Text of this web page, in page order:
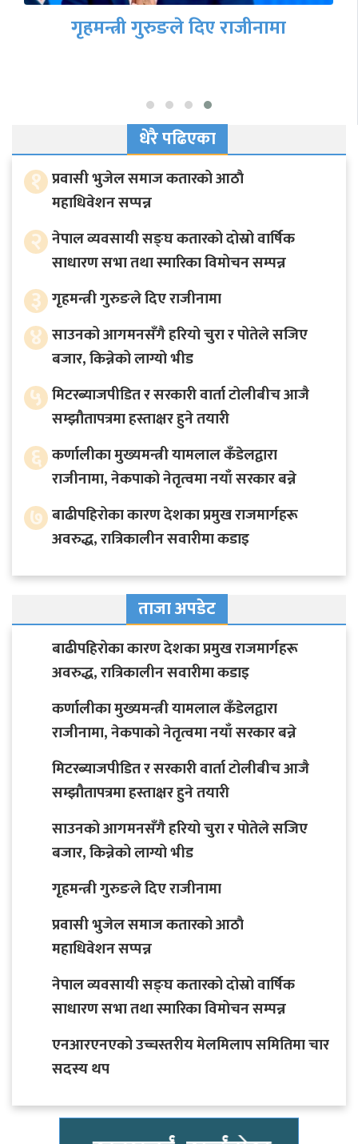
गृहमन्त्री गुरुङले दिए राजीनामा
धेरै पढिएका
१ प्रवासी भुजेल समाज कतारको आठाै
महाधिवेशन सप्पन्न
२ नेपाल व्यवसायी सङ्घ कतारको दोस्रो वार्षिक
साधारण सभा तथा स्मारिका विमोचन सम्पन्न
३ गृहमन्त्री गुरुङले दिए राजीनामा
४ साउनको आगमनसँगै हरियो चुरा र पोतेले सजिए
बजार, किन्नेको लाग्यो भीड
५ मिटरब्याजपीडित र सरकारी वार्ता टोलीबीच आजै
सम्झौतापत्रमा हस्ताक्षर हुने तयारी
६ कर्णालीका मुख्यमन्त्री यामलाल कँडेलद्वारा
राजीनामा, नेकपाको नेतृत्वमा नयाँ सरकार बन्ने
७ बाढीपहिरोका कारण देशका प्रमुख राजमार्गहरू
अवरुद्ध, रात्रिकालीन सवारीमा कडाइ
ताजा अपडेट
बाढीपहिरोका कारण देशका प्रमुख राजमार्गहरू
अवरुद्ध, रात्रिकालीन सवारीमा कडाइ
कर्णालीका मुख्यमन्त्री यामलाल कँडेलद्वारा
राजीनामा, नेकपाको नेतृत्वमा नयाँ सरकार बन्ने
मिटरब्याजपीडित र सरकारी वार्ता टोलीबीच आजै
सम्झौतापत्रमा हस्ताक्षर हुने तयारी
साउनको आगमनसँगै हरियो चुरा र पोतेले सजिए
बजार, किन्नेको लाग्यो भीड
गृहमन्त्री गुरुङले दिए राजीनामा
प्रवासी भुजेल समाज कतारको आठाै
महाधिवेशन सप्पन्न
नेपाल व्यवसायी सङ्घ कतारको दोस्रो वार्षिक
साधारण सभा तथा स्मारिका विमोचन सम्पन्न
एनआरएनएको उच्चस्तरीय मेलमिलाप समितिमा चार
सदस्य थप